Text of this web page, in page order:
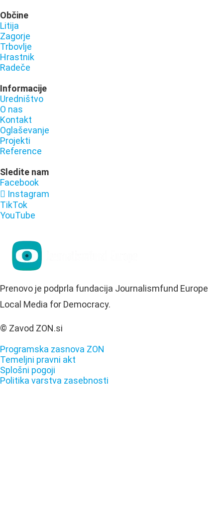
Občine
Litija
Zagorje
Trbovlje
Hrastnik
Radeče
Informacije
Uredništvo
O nas
Kontakt
Oglaševanje
Projekti
Reference
Sledite nam
Facebook
Instagram
TikTok
YouTube
Prenovo je podprla fundacija Journalismfund Europe
Local Media for Democracy.
© Zavod ZON.si
Programska zasnova ZON
Temeljni pravni akt
Splošni pogoji
Politika varstva zasebnosti